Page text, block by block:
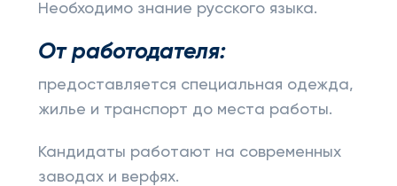
Необходимо знание русского языка.
От работодателя:
предоставляется специальная одежда,
жилье и транспорт до места работы.
Кандидаты работают на современных
заводах и верфях.